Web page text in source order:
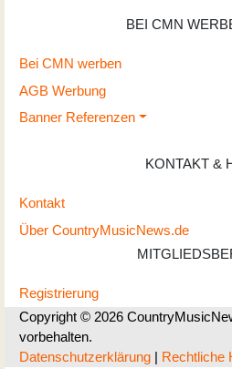
BEI CMN
Bei CMN werben
AGB Werbung
Banner Referenzen
KONTAKT &
Kontakt
Über CountryMusicNews.de
Registrierung
Copyright © 2026
vorbehalten.
Datenschutzerklärung | Rechtliche